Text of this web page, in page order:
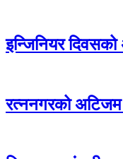
इन्जिनियर
रत्ननगरको अटिजम